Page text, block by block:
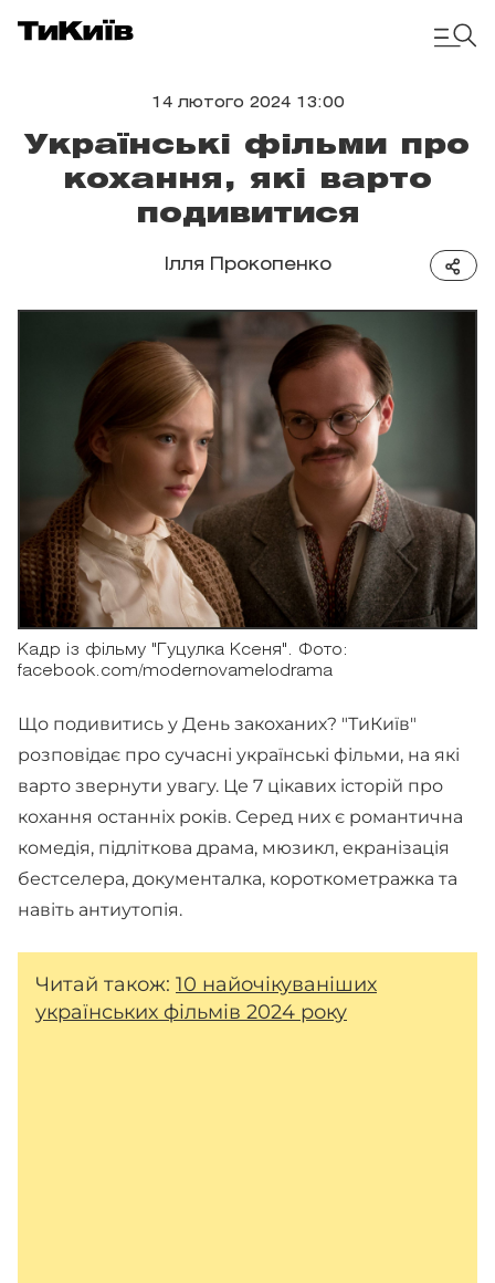
14 лютого 2024 13:00
Українські фільми про
кохання, які варто
подивитися
Ілля Прокопенко
Кадр із фільму "Гуцулка Ксеня". Фото:
facebook.com/modernovamelodrama
Що подивитись у День закоханих? "ТиКиїв"
розповідає про сучасні українські фільми, на які
варто звернути увагу. Це 7 цікавих історій про
кохання останніх років. Серед них є романтична
комедія, підліткова драма, мюзикл, екранізація
бестселера, документалка, короткометражка та
навіть антиутопія.
Читай також: 10 найочікуваніших
українських фільмів 2024 року